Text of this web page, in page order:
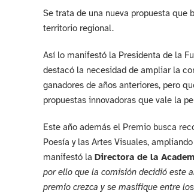
Se trata de una nueva propuesta que
territorio regional.
Así lo manifestó la Presidenta de la
destacó la necesidad de ampliar la
ganadores de años anteriores, pero
propuestas innovadoras que vale la
Este año además el Premio busca
Poesía y las Artes Visuales,
manifestó la Directora de la
por ello que la comisión decidió este
premio crezca y se masifique entre